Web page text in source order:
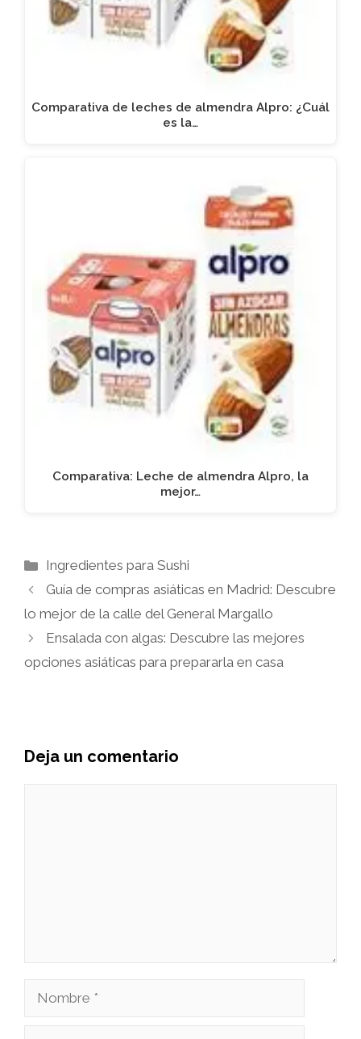
Comparativa de leches de almendra Alpro: ¿Cuál
es la…
Comparativa: Leche de almendra Alpro, la
mejor…
Categorías
Ingredientes para Sushi
Guía de compras asiáticas en Madrid: Descubre
lo mejor de la calle del General Margallo
Ensalada con algas: Descubre las mejores
opciones asiáticas para prepararla en casa
Deja un comentario
Nombre